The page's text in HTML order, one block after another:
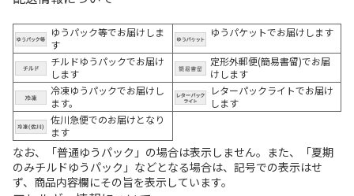
ゆうパック等でお届けしま
す
ゆうパケットでお届けします
チルドゆうパックでお届け
します
定形外郵便(簡易書留)でお届
けします
冷凍ゆうパックでお届けし
ます。
レターパックライトでお届け
します
佐川急便でのお届けとなり
ます
なお、「普通ゆうパック」の場合は表示しません。また、「夏期
のみチルドゆうパック」などとなる場合は、記号での表示はせ
ず、商品内容欄にその旨を表示しています。